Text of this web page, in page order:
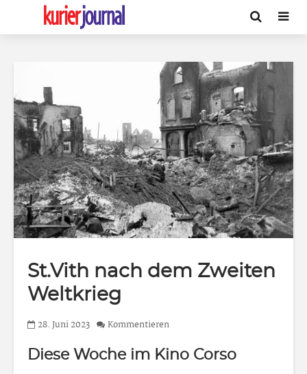
St.Vith nach dem Zweiten
Weltkrieg
28. Juni 2023 Kommentieren
Diese Woche im Kino Corso